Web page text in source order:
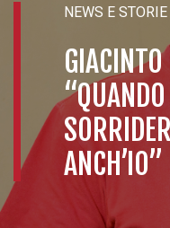
“Quando
vedo
bimbi
NEWS E STORIE
ANCH’IO”